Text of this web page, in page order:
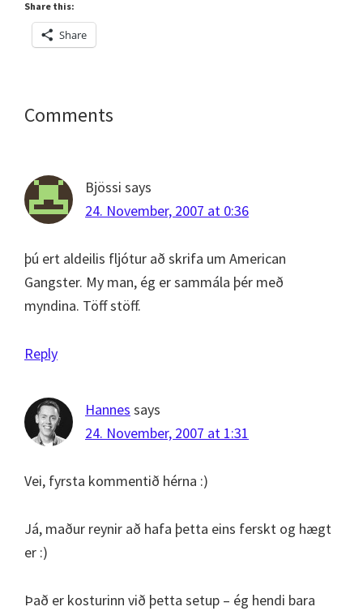
Share this:
Share
Reader
Comments
Bjössi says
24. November, 2007 at 0:36
þú ert aldeilis fljótur að skrifa um American
Gangster. My man, ég er sammála þér með
myndina. Töff stöff.
Reply
Hannes says
24. November, 2007 at 1:31
Vei, fyrsta kommentið hérna :)
Já, maður reynir að hafa þetta eins ferskt og hægt
er :)
Það er kosturinn við þetta setup – ég hendi bara